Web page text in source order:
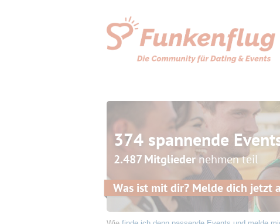
374 spannende
2.487 Mitgliedernehmen teil
Was ist mit dir? Melde dich jetzt